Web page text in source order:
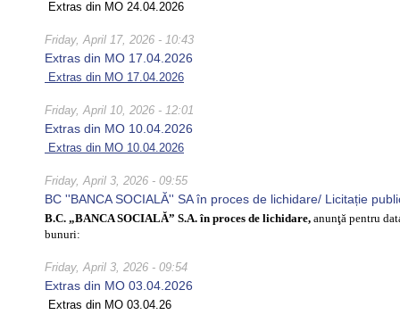
Extras din MO 24.04.2026
Friday, April 17, 2026 - 10:43
Extras din MO 17.04.2026
Extras din MO 17.04.2026
Friday, April 10, 2026 - 12:01
Extras din MO 10.04.2026
Extras din MO 10.04.2026
Friday, April 3, 2026 - 09:55
BC ''BANCA SOCIALĂ'' SA în proces de lichidare/ Licitație
B.C. „BANCA SOCIALĂ” S.A. în proces de lichidare, anunţă pentru
bunuri:
Friday, April 3, 2026 - 09:54
Extras din MO 03.04.2026
Extras din MO 03.04.26